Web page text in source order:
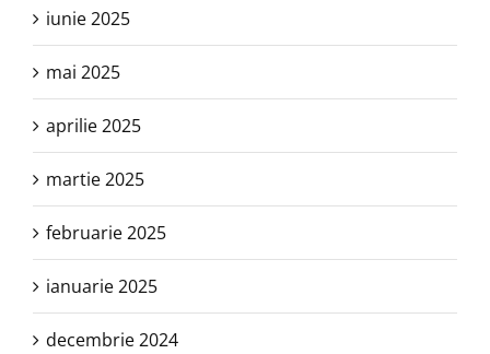
iunie 2025
mai 2025
aprilie 2025
martie 2025
februarie 2025
ianuarie 2025
decembrie 2024